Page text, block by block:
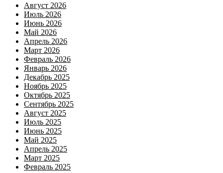
Август 2026
Июль 2026
Июнь 2026
Май 2026
Апрель 2026
Март 2026
Февраль 2026
Январь 2026
Декабрь 2025
Ноябрь 2025
Октябрь 2025
Сентябрь 2025
Август 2025
Июль 2025
Июнь 2025
Май 2025
Апрель 2025
Март 2025
Февраль 2025